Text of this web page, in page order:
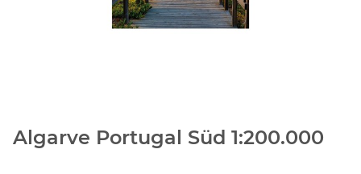
Algarve Portugal Süd 1:200.000